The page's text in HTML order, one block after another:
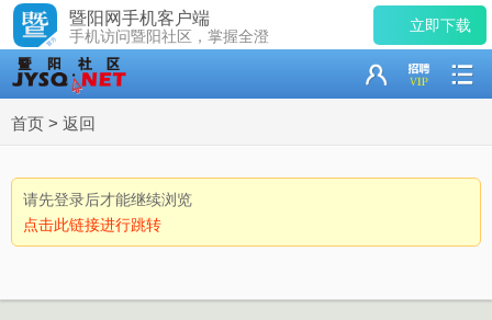
暨阳网手机客户端
手机访问暨阳社区，掌握全澄
立即下载
首页 > 返回
请先登录后才能继续浏览
点击此链接进行跳转